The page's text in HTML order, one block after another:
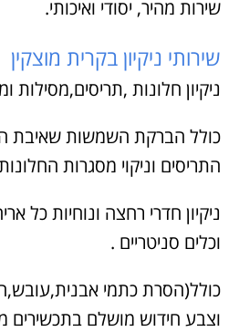
שירות מהיר, יסודי ואיכותי.
שירותי ניקיון בקרית מוצקין
ניקיון חלונות ,תריסים,מסילות
כולל הברקת השמשות שאיבת
התריסים וניקוי מסגרות
ניקיון חדרי רחצה ונוחיות כל
וכלים סניטריים .
כולל(הסרת כתמי
וצבע חידוש מושלם בתכשירים